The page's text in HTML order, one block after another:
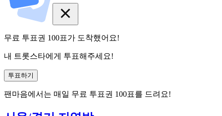
무료 투표권 100표가 도착했어요!
내 트롯스타에게 투표해주세요!
투표하기
팬마음에서는 매일 무료 투표권 100표를 드려요!